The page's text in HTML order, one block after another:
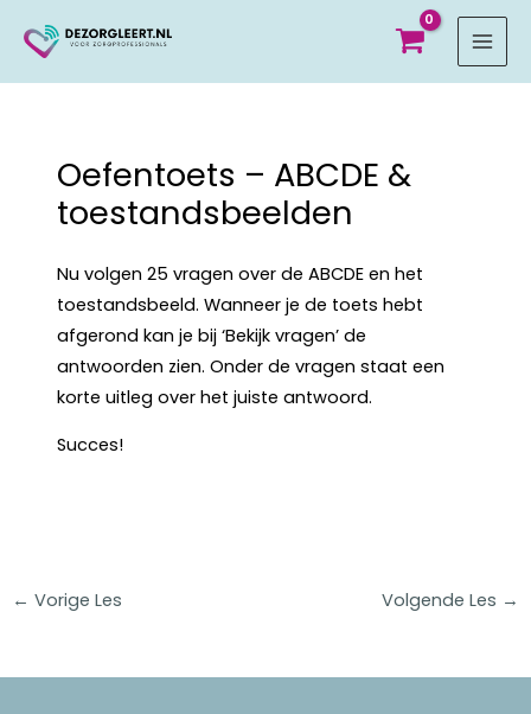
Oefentoets – ABCDE &
toestandsbeelden
Nu volgen 25 vragen over de ABCDE en het
toestandsbeeld. Wanneer je de toets hebt
afgerond kan je bij ‘Bekijk vragen’ de
antwoorden zien. Onder de vragen staat een
korte uitleg over het juiste antwoord.
Succes!
← Vorige Les Volgende Les →